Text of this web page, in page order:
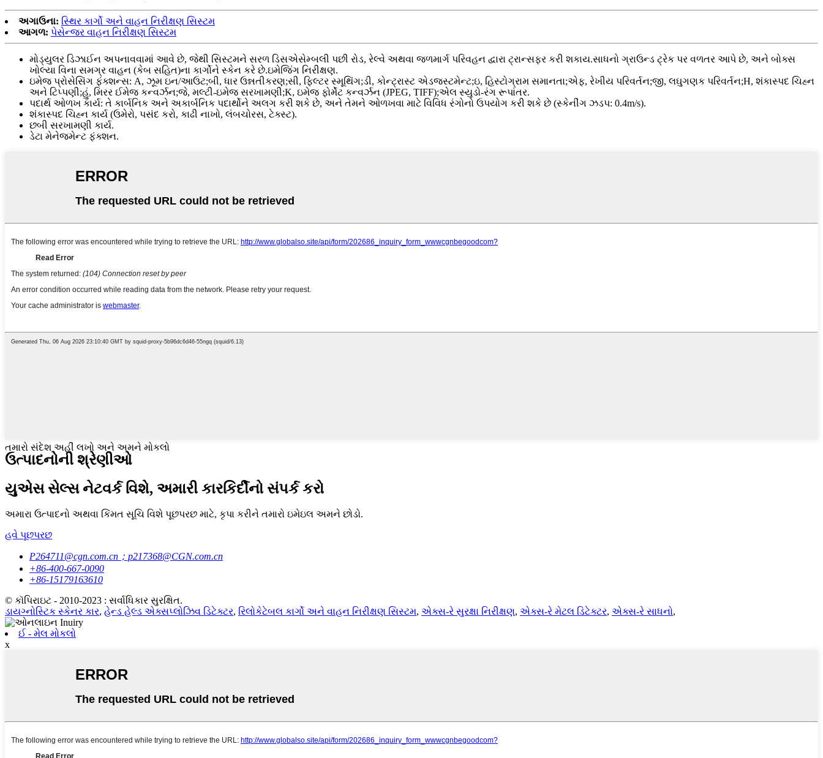
અગાઉના: સ્થિર કાર્ગો અને વાહન નિરીક્ષણ સિસ્ટમ
આગળ: પેસેન્જર વાહન નિરીક્ષણ સિસ્ટમ
મોડ્યુલર ડિઝાઈન અપનાવવામાં આવે છે, જેથી સિસ્ટમને સરળ ડિસએસેમ્બલી પછી રોડ, રેલ્વે અથવા જળમાર્ગ પરિવહન દ્વારા ટ્રાન્સફર કરી શકાય.સાધનો ગ્રાઉન્ડ ટ્રેક પર વળતર આપે છે, અને બોક્સ
ખોલ્યા વિના સમગ્ર વાહન (કેબ સહિત)ના કાર્ગોને સ્કેન કરે છે.ઇમેજિંગ નિરીક્ષણ.
ઇમેજ પ્રોસેસિંગ ફંક્શન્સ: A, ઝૂમ ઇન/આઉટ;બી, ધાર ઉન્નતીકરણ;સી, ફિલ્ટર સ્મૂથિંગ;ડી, કોન્ટ્રાસ્ટ એડજસ્ટમેન્ટ;ઇ, હિસ્ટોગ્રામ સમાનતા;એફ, રેખીય પરિવર્તન;જી, લઘુગણક પરિવર્તન;H, શંકાસ્પદ ચિહ્ન
અને ટિપ્પણી;હું, મિરર ઈમેજ કન્વર્ઝન;જે, મલ્ટી-ઇમેજ સરખામણી;K, ઇમેજ ફોર્મેટ કન્વર્ઝન (JPEG, TIFF);એલ સ્યુડો-રંગ રૂપાંતર.
પદાર્થ ઓળખ કાર્ય: તે કાર્બનિક અને અકાર્બનિક પદાર્થોને અલગ કરી શકે છે, અને તેમને ઓળખવા માટે વિવિધ રંગોનો ઉપયોગ કરી શકે છે (સ્કેનીંગ ઝડપ: 0.4m/s).
શંકાસ્પદ ચિહ્ન કાર્ય (ઉમેરો, પસંદ કરો, કાઢી નાખો, લંબચોરસ, ટેક્સ્ટ).
છબી સરખામણી કાર્ય.
ડેટા મેનેજમેન્ટ ફંક્શન.
તમારો સંદેશ અહીં લખો અને અમને મોકલો
ઉત્પાદનોની શ્રેણીઓ
યુએસ સેલ્સ નેટવર્ક વિશે, અમારી કારકિર્દીનો સંપર્ક કરો
અમારા ઉત્પાદનો અથવા કિંમત સૂચિ વિશે પૂછપરછ માટે, કૃપા કરીને તમારો ઇમેઇલ અમને છોડો.
હવે પૂછપરછ
P264711@cgn.com.cn；p217368@CGN.com.cn
+86-400-667-0090
+86-15179163610
© કૉપિરાઇટ - 2010-2023 : સર્વાધિકાર સુરક્ષિત.
ડાયગ્નોસ્ટિક સ્કેનર કાર, હેન્ડ હેલ્ડ એક્સપ્લોઝિવ ડિટેક્ટર, રિલોકેટેબલ કાર્ગો અને વાહન નિરીક્ષણ સિસ્ટમ, એક્સ-રે સુરક્ષા નિરીક્ષણ, એક્સ-રે મેટલ ડિટેક્ટર, એક્સ-રે સાધનો,
ઈ - મેલ મોકલો
x